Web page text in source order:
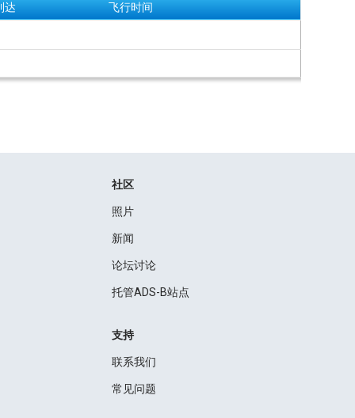
达 飞行时间
社区
照片
新闻
论坛讨论
托管ADS-B站点
支持
联系我们
常见问题